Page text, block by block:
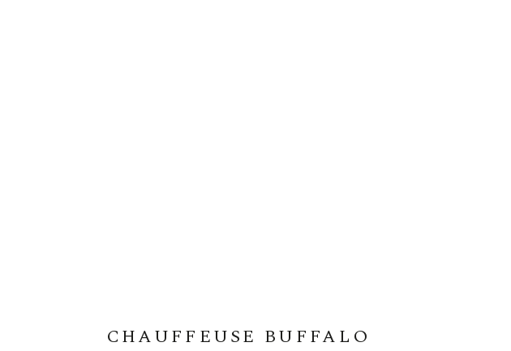
CHAUFFEUSE BUFFALO